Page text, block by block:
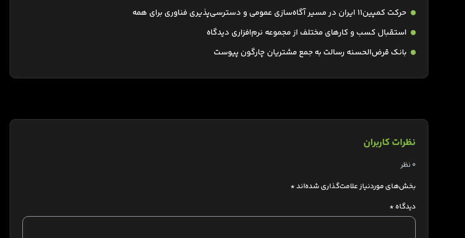
حرکت کمپین11 ایران در مسیر آگاه‌سازی عمومی و دسترسی‌پذیری فناوری برای همه
استقبال کسب و کارهای مختلف از مجموعه نرم‌افزاری دیدگاه
بانک قرض‌الحسنه رسالت به جمع مشتریان چارگون پیوست
نظرات کاربران
0 نظر
بخش‌های موردنیاز علامت‌گذاری شده‌اند*
دیدگاه*